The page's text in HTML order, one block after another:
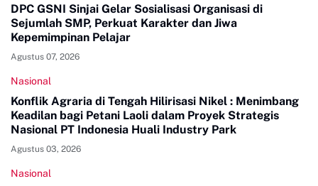
DPC GSNI Sinjai Gelar Sosialisasi Organisasi di
Sejumlah SMP, Perkuat Karakter dan Jiwa
Kepemimpinan Pelajar
Agustus 07, 2026
Nasional
Konflik Agraria di Tengah Hilirisasi Nikel : Menimbang
Keadilan bagi Petani Laoli dalam Proyek Strategis
Nasional PT Indonesia Huali Industry Park
Agustus 03, 2026
Nasional